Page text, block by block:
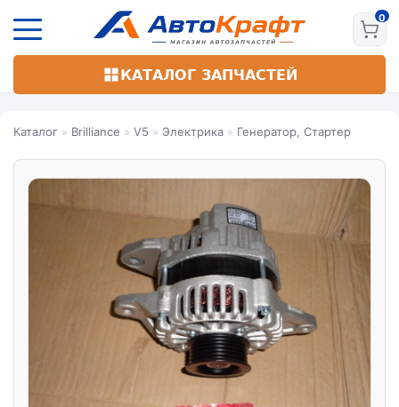
основному
КАТАЛОГ ЗАПЧАСТЕЙ
Каталог » Brilliance » V5 » Электрика » Генератор, Стартер